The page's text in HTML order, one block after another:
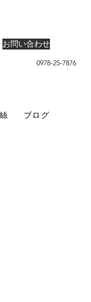
お問い合わせ
0978-25-7876
ブログ